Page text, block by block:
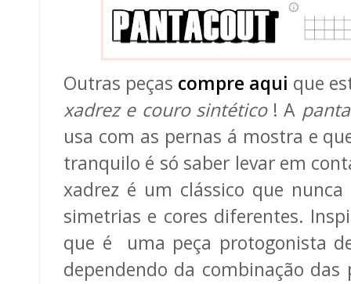
Outras peças compre aqui que
xadrez e couro sintético! A
usa com as pernas á mostra e
tranquilo é só saber levar em
xadrez é um clássico que
simetrias e cores diferentes.
que é uma peça protogonista
dependendo da combinação das